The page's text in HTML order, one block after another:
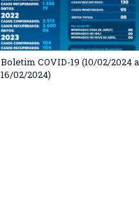
Boletim COVID-19 (10/02/2024 a
16/02/2024)